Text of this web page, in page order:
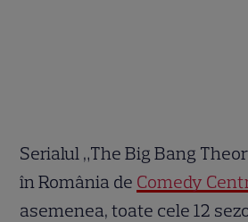
Serialul „The Big Bang
în România de Comedy
asemenea, toate cele 12